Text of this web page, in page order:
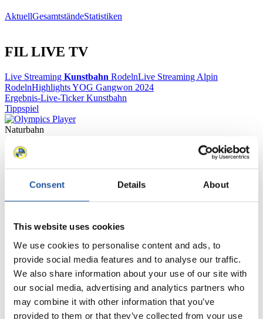
Consent Details About
This website uses cookies
We use cookies to personalise content and ads, to
provide social media features and to analyse our traffic.
We also share information about your use of our site with
our social media, advertising and analytics partners who
may combine it with other information that you’ve
provided to them or that they’ve collected from your use
AktuellGesamtständeStatistiken
FIL LIVE TV
Live Streaming Kunstbahn RodelnLive Streaming Alpin
RodelnHighlights YOG Gangwon 2024
Ergebnis-Live-Ticker Kunstbahn
Tippspiel
Naturbahn
Zielgruppen Anzeigen
Für Presse- und Medienvertreter
haben Zugriff auf Athletenbiographien und Informationen zu
Wettkämpfen. Außerdem können Sie Ihre Medienakkreditierung
beantragen, die Grundregeln des Rennrodelsports einsehen und
allgemeine Neuigkeiten einholen.
>> Weiter